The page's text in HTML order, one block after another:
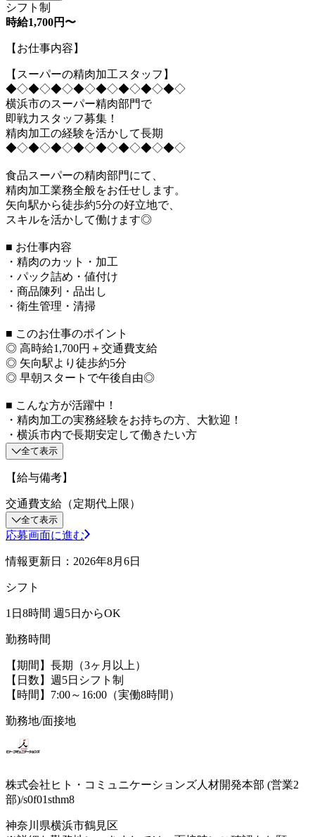
シフト制
時給1,700円〜
【お仕事内容】
【スーパーの精肉加工スタッフ】
◆◇◆◇◆◇◆◇◆◇◆◇◆◇◆◇
横浜市のスーパー精肉部門で
即戦力スタッフ募集！
精肉加工の経験を活かして長期
◆◇◆◇◆◇◆◇◆◇◆◇◆◇◆◇
食品スーパーの精肉部門にて、
精肉加工業務全般をお任せします。
矢向駅から徒歩約5分の好立地で、
スキルを活かして働けます◎
■ お仕事内容
・精肉のカット・加工
・パック詰め・値付け
・商品陳列・品出し
・衛生管理・清掃
■ このお仕事のポイント
◎ 高時給1,700円＋交通費支給
◎ 矢向駅より徒歩約5分
◎ 早朝スタートで午後自由◎
■ こんな方が活躍中！
・精肉加工の実務経験をお持ちの方、大歓迎！
・横浜市内で長期安定して働きたい方
全て表示
【給与備考】
交通費支給（定期代上限）
全て表示
応募画面に進む
情報更新日：2026年8月6日
シフト
1日8時間 週5日からOK
勤務時間
【期間】長期（3ヶ月以上）
【日数】週5日シフト制
【時間】7:00～16:00（実働8時間）
勤務地/面接地
株式会社ヒト・コミュニケーションズ人材開発本部 (営業2
部)/s0f01sthm8
神奈川県横浜市鶴見区